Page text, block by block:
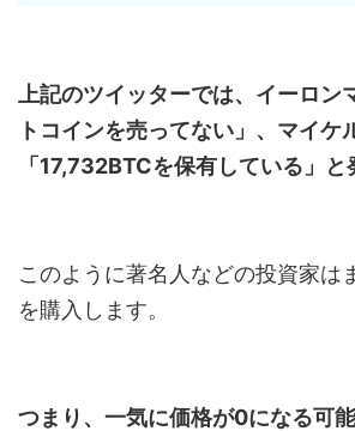
上記のツイッターでは、イーロン
トコインを売ってない」、マイケ
「17,732BTCを保有している」と
このように著名人などの投資家は
を購入します。
つまり、一気に価格が0になる可